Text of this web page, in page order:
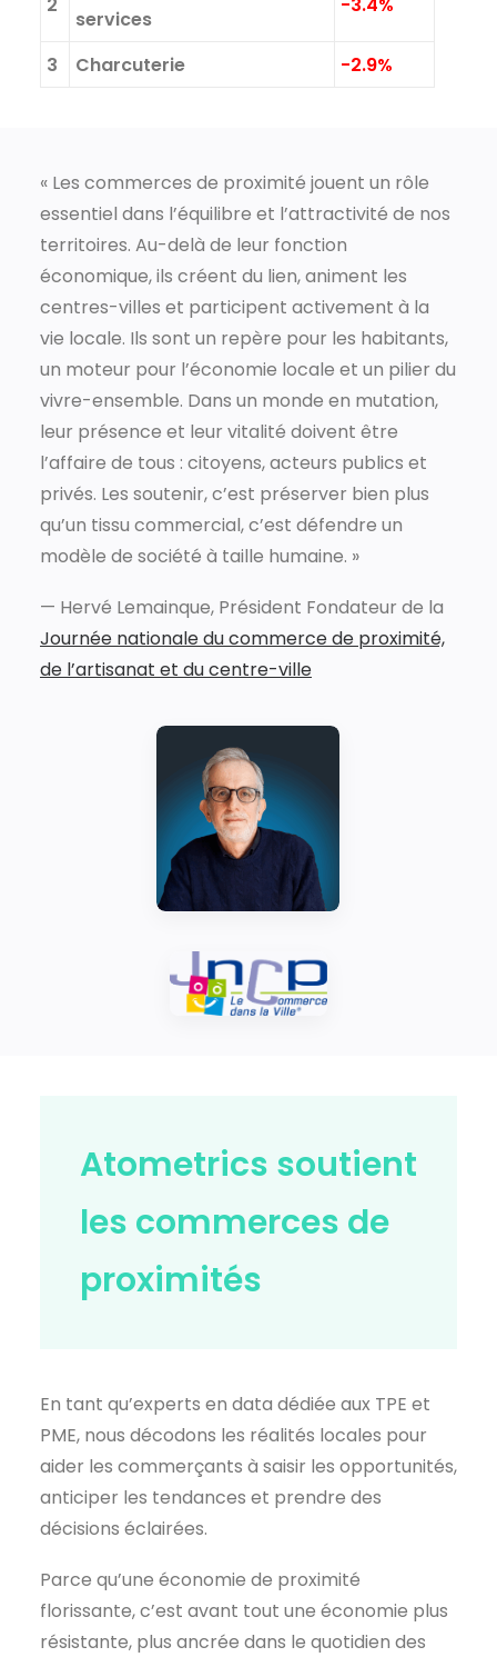
services
3 Charcuterie -2.9%
« Les commerces de proximité jouent un rôle
essentiel dans l’équilibre et l’attractivité de nos
territoires. Au-delà de leur fonction
économique, ils créent du lien, animent les
centres-villes et participent activement à la
vie locale. Ils sont un repère pour les habitants,
un moteur pour l’économie locale et un pilier du
vivre-ensemble. Dans un monde en mutation,
leur présence et leur vitalité doivent être
l’affaire de tous : citoyens, acteurs publics et
privés. Les soutenir, c’est préserver bien plus
qu’un tissu commercial, c’est défendre un
modèle de société à taille humaine. »
— Hervé Lemainque, Président Fondateur de la
Journée nationale du commerce de proximité,
de l’artisanat et du centre-ville
Atometrics soutient
les commerces de
proximités
En tant qu’experts en data dédiée aux TPE et
PME, nous décodons les réalités locales pour
aider les commerçants à saisir les opportunités,
anticiper les tendances et prendre des
décisions éclairées.
Parce qu’une économie de proximité
florissante, c’est avant tout une économie plus
résistante, plus ancrée dans le quotidien des